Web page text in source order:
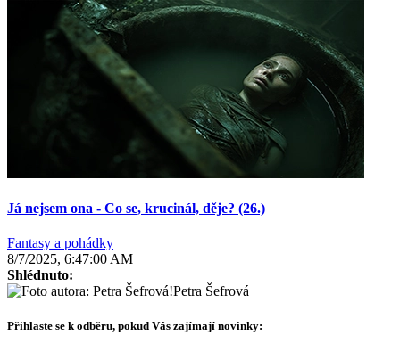
Já nejsem ona - Co se, krucinál, děje? (26.)
Fantasy a pohádky
8/7/2025, 6:47:00 AM
Shlédnuto:
Petra Šefrová
Přihlaste se k odběru, pokud Vás zajímají novinky: